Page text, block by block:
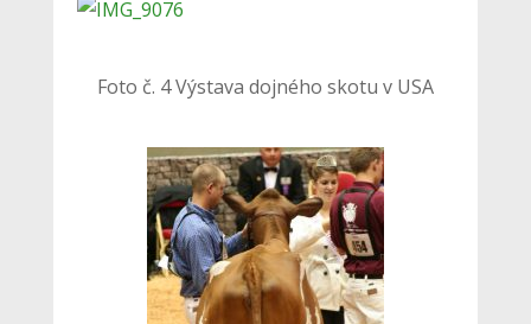
Foto č. 4 Výstava dojného skotu v USA